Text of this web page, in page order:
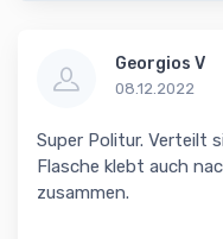
Georgios V
08.12.2022
Super Politur. Verteilt
Flasche klebt auch
zusammen.